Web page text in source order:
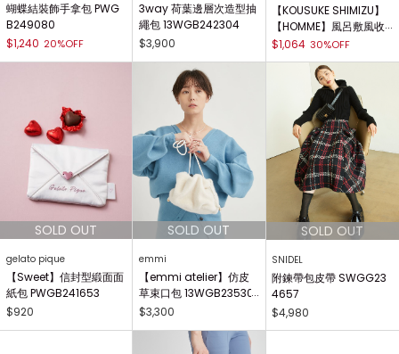
蝴蝶結裝飾手拿包 PWG
B249080
$1,240 20%OFF
3way 荷葉邊層次造型抽
繩包 13WGB242304
$3,900
【KOUSUKE SHIMIZU】
【HOMME】風呂敷風收
納包 PHGB241976
$1,064 30%OFF
gelato pique
【Sweet】信封型緞面面
紙包 PWGB241653
$920
emmi
【emmi atelier】仿皮
草束口包 13WGB23530
2
$3,300
SNIDEL
附鍊帶包皮帶 SWGG23
4657
$4,980